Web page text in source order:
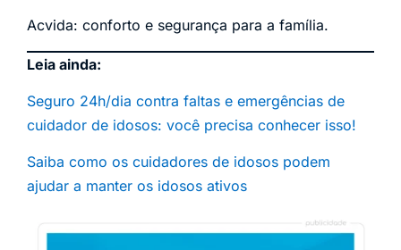
Acvida: conforto e segurança para a família.
Leia ainda:
Seguro 24h/dia contra faltas e emergências de
cuidador de idosos: você precisa conhecer isso!
Saiba como os cuidadores de idosos podem
ajudar a manter os idosos ativos